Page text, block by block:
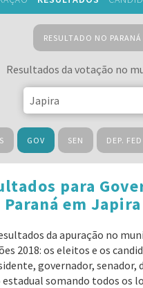
RESULTADO NO PARANÁ
Resultados da votação no
GOV SEN DEP. FED
para
Paraná em
da apuração no
2018: os eleitos e os
governador, senador,
somando todos os